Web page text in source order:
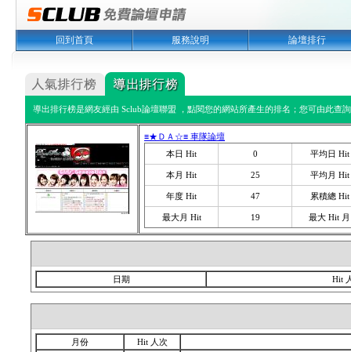
回到首頁 服務說明 論壇排行
導出排行榜是網友經由 Sclub論壇聯盟 ，點閱您的網站所產生的排名；您可由此查
≡★ＤＡ☆≡ 車隊論壇
本日 Hit
0 平均日 Hit
本月 Hit 25 平均月 Hit
年度 Hit 47 累積總 Hit
最大月 Hit 19 最大 Hit 月
日期 Hit
月份
Hit 人次